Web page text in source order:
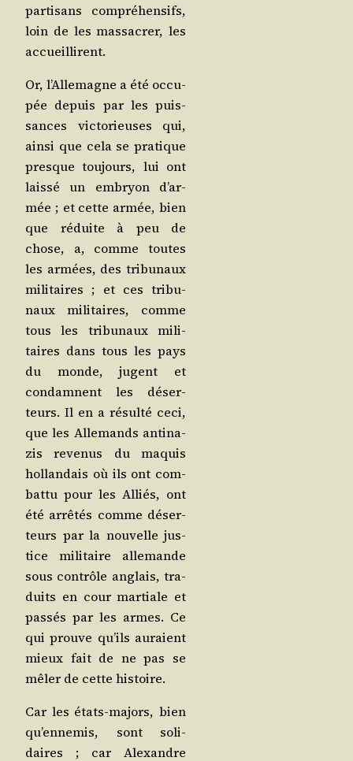
par­ti­sans com­pré­hen­sifs,
loin de les mas­sa­crer, les
accueillirent.
Or, l’Al­le­magne a été occu­
pée depuis par les puis­
sances vic­to­rieuses qui,
ain­si que cela se pra­tique
presque tou­jours, lui ont
lais­sé un embryon d’ar­
mée ; et cette armée, bien
que réduite à peu de
chose, a, comme toutes
les armées, des tri­bu­naux
mili­taires ; et ces tri­bu­
naux mili­taires, comme
tous les tri­bu­naux mili­
taires dans tous les pays
du monde, jugent et
condamnent les déser­
teurs. Il en a résul­té ceci,
que les Alle­mands anti­na­
zis reve­nus du maquis
hol­lan­dais où ils ont com­
bat­tu pour les Alliés, ont
été arrê­tés comme déser­
teurs par la nou­velle jus­
tice mili­taire alle­mande
sous contrôle anglais, tra­
duits en cour mar­tiale et
pas­sés par les armes. Ce
qui prouve qu’ils auraient
mieux fait de ne pas se
mêler de cette histoire.
Car les états-majors, bien
qu’en­ne­mis, sont soli­
daires ; car Alexandre